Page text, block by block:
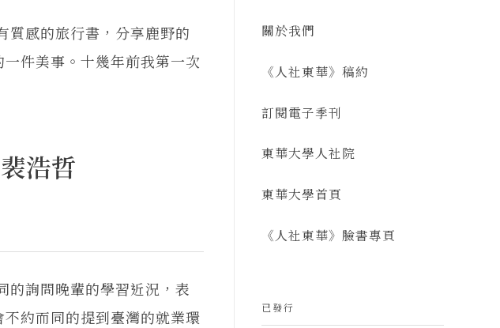
感的旅行書，分享鹿野的
件美事。十幾年前我第一次
浩哲
詢問晚輩的學習近況，表
約而同的提到臺灣的就業環
關於我們
《人社東華》稿約
訂閱電子季刊
東華大學人社院
東華大學首頁
《人社東華》臉書專頁
已發行